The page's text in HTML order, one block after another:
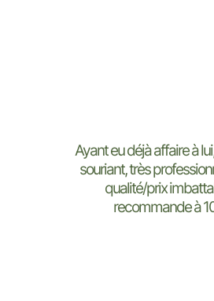
Ayant eu déjà affaire à
souriant, très
qualité/prix
recommande à